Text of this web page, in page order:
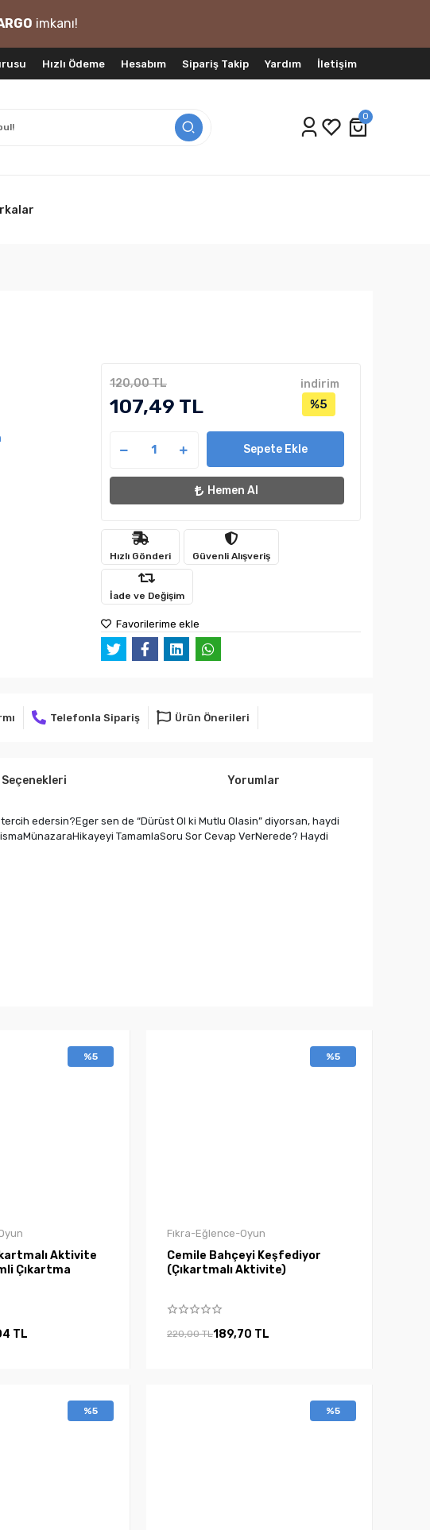
imkanı!
Hızlı Ödeme Hesabım Sipariş Takip Yardım İletişim
0
120,00 TL
107,49 TL
indirim
%5
Sepete Ekle
Hemen Al
Hızlı Gönderi Güvenli Alışveriş
İade ve Değişim
Favorilerime ekle
Telefonla Sipariş Ürün Önerileri
Yorumlar
edersin?Eger sen de “Dürüst Ol ki Mutlu Olasin” diyorsan, haydi
TamamlaSoru Sor Cevap VerNerede? Haydi
%5
Aktivite
Çıkartma
TL
%5
Fıkra-Eğlence-Oyun
Cemile Bahçeyi Keşfediyor
(Çıkartmalı Aktivite)
220,00 TL189,70 TL
%5 %5